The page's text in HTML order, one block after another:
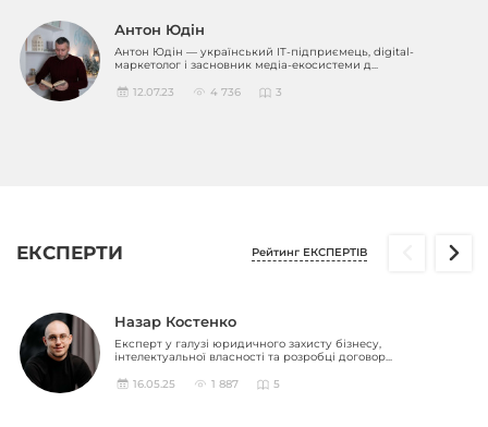
Антон Юдін
Антон Юдін — український IT-підприємець, digital-
маркетолог і засновник медіа-екосистеми д...
12.07.23
4 736 3
ЕКСПЕРТИ Рейтинг ЕКСПЕРТІВ
Назар Костенко
Експерт у галузі юридичного захисту бізнесу,
інтелектуальної власності та розробці договор...
16.05.25
1 887 5